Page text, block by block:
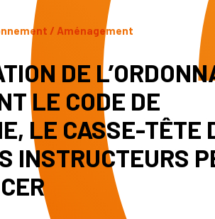
/ Aménagement
DE
LE CODE DE
LE CASSE-TÊTE
INSTRUCTEURS